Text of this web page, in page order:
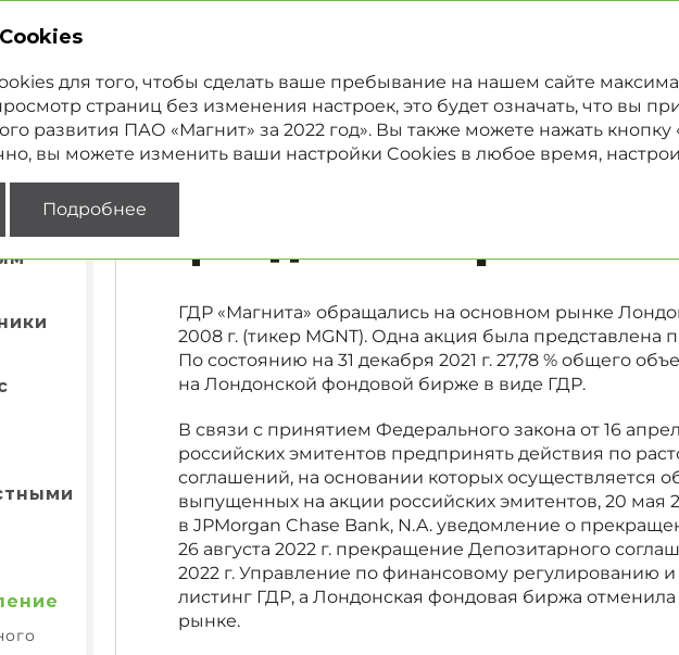
Обращение ГДР на
фондовой бирже
ГДР «Магнита» обращались на основном рынке
2008 г. (тикер MGNT). Одна акция была
По состоянию на 31 декабря 2021 г. 27,78 % общего
на Лондонской фондовой бирже в виде ГДР.
В связи с принятием Федерального закона от 16
российских эмитентов предпринять действия по
соглашений, на основании которых осуществляется
выпущенных на акции российских эмитентов, 20 мая
в JPMorgan Chase Bank, N.A. уведомление о
26 августа 2022 г. прекращение Депозитарного
2022 г. Управление по финансовому регулированию
листинг ГДР, а Лондонская фондовая биржа
рынке.
для того, чтобы сделать ваше пребывание на нашем сайте
страниц без изменения настроек, это будет означать, что вы
развития ПАО «Магнит» за 2022 год». Вы также можете нажать
вы можете изменить ваши настройки Cookies в любое время,
Подробнее